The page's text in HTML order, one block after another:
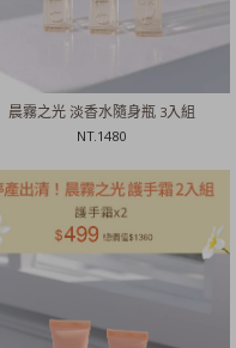
晨霧之光 淡香水隨身瓶 3入組
NT.1480